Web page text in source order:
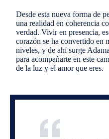
Desde esta nueva forma de
una realidad en coherencia
verdad. Vivir en presencia,
corazón se ha convertido en
niveles, y de ahí surge
para acompañarte en este
de la luz y el amor que eres.